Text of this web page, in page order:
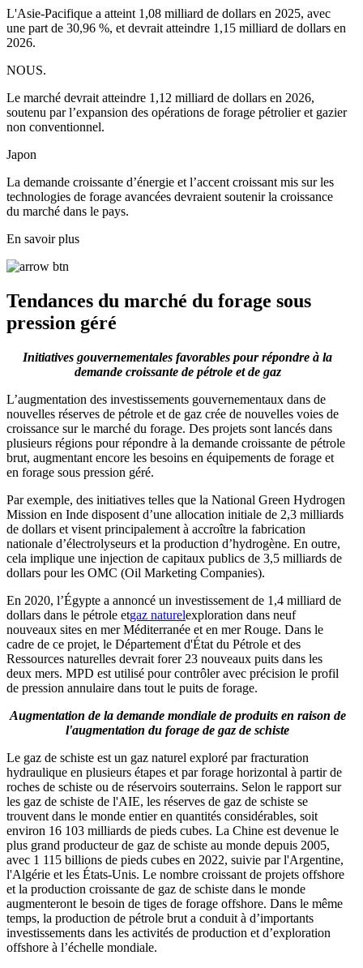
L'Asie-Pacifique a atteint 1,08 milliard de dollars en 2025, avec
une part de 30,96 %, et devrait atteindre 1,15 milliard de dollars en
2026.
NOUS.
Le marché devrait atteindre 1,12 milliard de dollars en 2026,
soutenu par l’expansion des opérations de forage pétrolier et gazier
non conventionnel.
Japon
La demande croissante d’énergie et l’accent croissant mis sur les
technologies de forage avancées devraient soutenir la croissance
du marché dans le pays.
En savoir plus
Tendances du marché du forage sous
pression géré
Initiatives gouvernementales favorables pour répondre à la
demande croissante de pétrole et de gaz
L’augmentation des investissements gouvernementaux dans de
nouvelles réserves de pétrole et de gaz crée de nouvelles voies de
croissance sur le marché du forage. Des projets sont lancés dans
plusieurs régions pour répondre à la demande croissante de pétrole
brut, augmentant encore les besoins en équipements de forage et
en forage sous pression géré.
Par exemple, des initiatives telles que la National Green Hydrogen
Mission en Inde disposent d’une allocation initiale de 2,3 milliards
de dollars et visent principalement à accroître la fabrication
nationale d’électrolyseurs et la production d’hydrogène. En outre,
cela implique une injection de capitaux publics de 3,5 milliards de
dollars pour les OMC (Oil Marketing Companies).
En 2020, l’Égypte a annoncé un investissement de 1,4 milliard de
dollars dans le pétrole etgaz naturelexploration dans neuf
nouveaux sites en mer Méditerranée et en mer Rouge. Dans le
cadre de ce projet, le Département d'État du Pétrole et des
Ressources naturelles devrait forer 23 nouveaux puits dans les
deux mers. MPD est utilisé pour contrôler avec précision le profil
de pression annulaire dans tout le puits de forage.
Augmentation de la demande mondiale de produits en raison de
l'augmentation du forage de gaz de schiste
Le gaz de schiste est un gaz naturel exploré par fracturation
hydraulique en plusieurs étapes et par forage horizontal à partir de
roches de schiste ou de réservoirs souterrains. Selon le rapport sur
les gaz de schiste de l'AIE, les réserves de gaz de schiste se
trouvent dans le monde entier en quantités considérables, soit
environ 16 103 milliards de pieds cubes. La Chine est devenue le
plus grand producteur de gaz de schiste au monde depuis 2005,
avec 1 115 billions de pieds cubes en 2022, suivie par l'Argentine,
l'Algérie et les États-Unis. Le nombre croissant de projets offshore
et la production croissante de gaz de schiste dans le monde
augmenteront le besoin de tiges de forage offshore. Dans le même
temps, la production de pétrole brut a conduit à d’importants
investissements dans les activités de production et d’exploration
offshore à l’échelle mondiale.